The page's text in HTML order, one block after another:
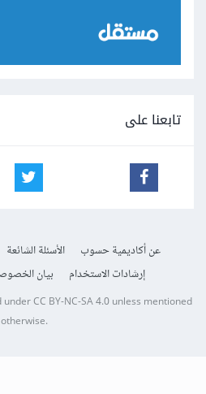
تابعنا على
عن أكاديمية حسوب الأسئلة الشائعة
إرشادات الاستخدام
بيان
underCC BY-NC-SA 4.0unless mentioned
otherwise.